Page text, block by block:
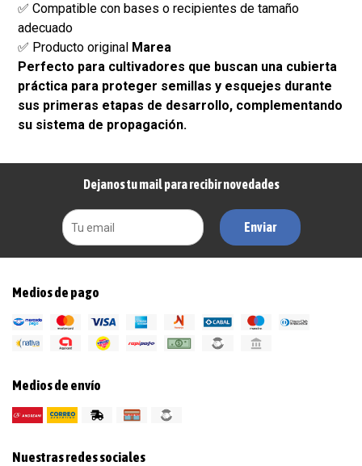
✅ Compatible con bases o recipientes de tamaño
adecuado
✅ Producto original Marea
Perfecto para cultivadores que buscan una cubierta
práctica para proteger semillas y esquejes durante
sus primeras etapas de desarrollo, complementando
su sistema de propagación.
Dejanos tu mail para recibir novedades
Enviar
Medios de pago
Medios de envío
Nuestras redes sociales